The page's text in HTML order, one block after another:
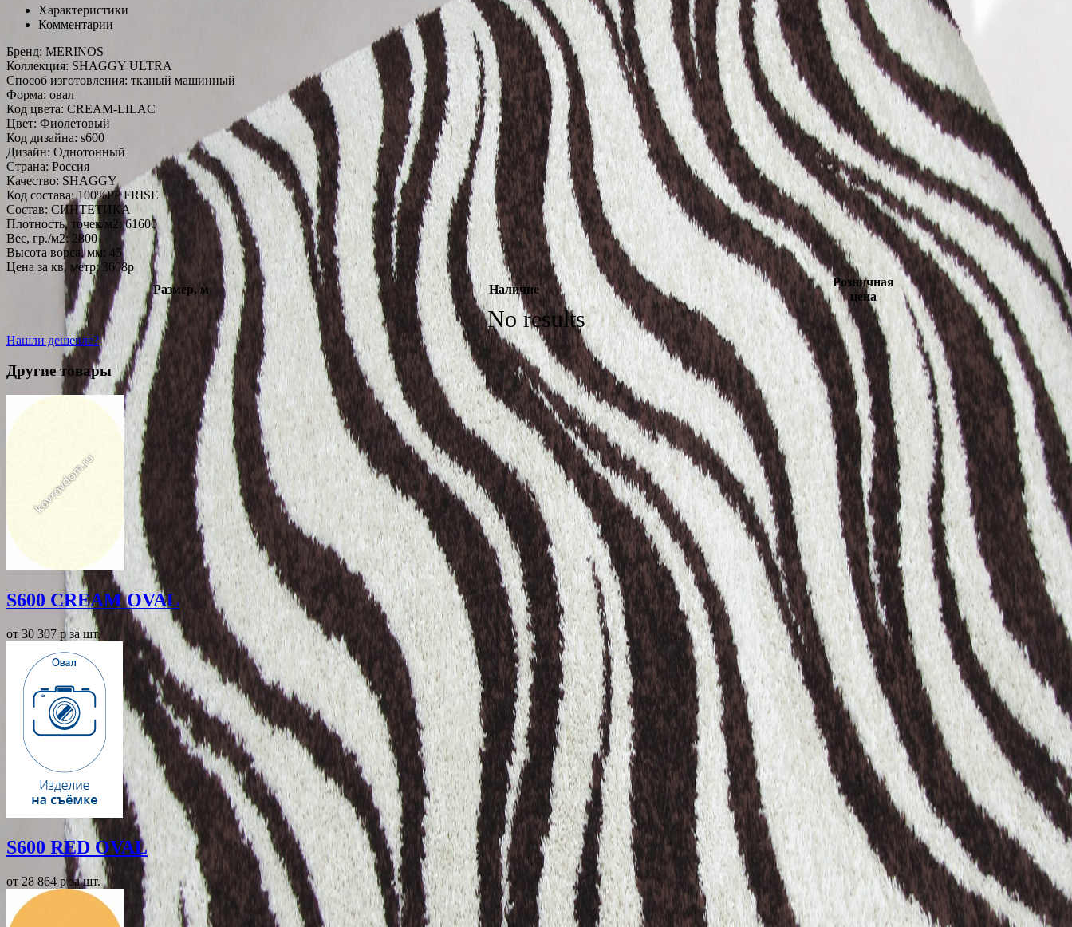
Характеристики
Комментарии
Бренд: MERINOS
Коллекция: SHAGGY ULTRA
Способ изготовления: тканый машинный
Форма: овал
Код цвета: CREAM-LILAC
Цвет: Фиолетовый
Код дизайна: s600
Дизайн: Однотонный
Страна: Россия
Качество: SHAGGY
Код состава:100%PP FRISE
Состав: СИНТЕТИКА
Плотность, точек/м2:61600
Вес, гр./м2: 2800
Высота ворса, мм: 45
Цена за кв. метр: 3608p
Размер, м
Наличие
Розничная
цена
No results
Нашли дешевле?
Другие товары
S600 CREAM OVAL
от 30 307 pза шт.
S600 RED OVAL
от 28 864 pза шт.